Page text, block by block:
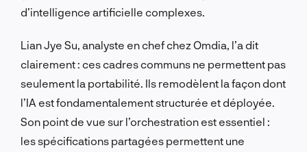
d’intelligence artificielle complexes.
Lian Jye Su, analyste en chef chez Omdia, l’a dit
clairement : ces cadres communs ne permettent pas
seulement la portabilité. Ils remodèlent la façon dont
l’IA est fondamentalement structurée et déployée.
Son point de vue sur l’orchestration est essentiel :
les spécifications partagées permettent une